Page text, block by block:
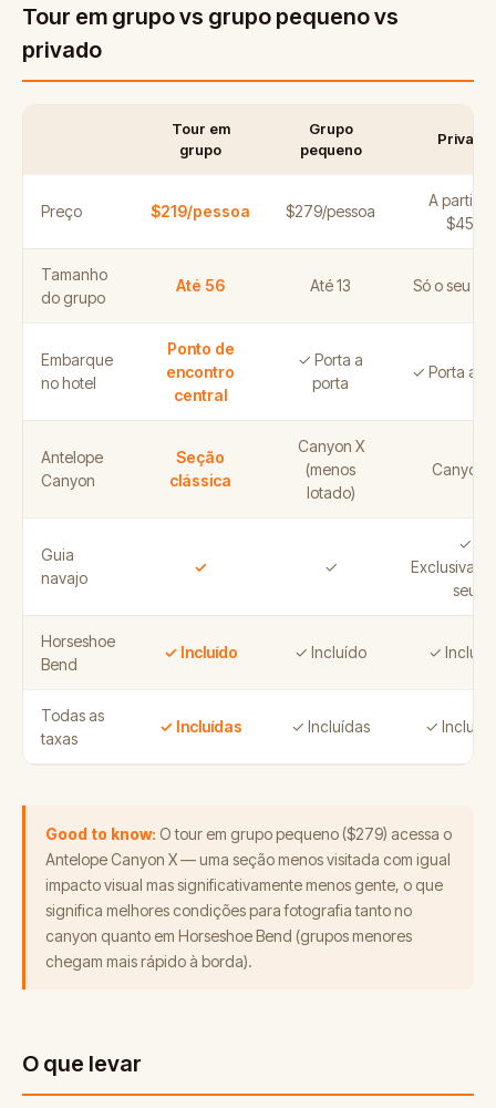
Tour em grupo vs grupo pequeno vs
privado
Tour em
grupo
Grupo
pequeno
Privado
Preço $219/pessoa $279/pessoa
A partir
$450
Tamanho
do grupo
Até 56 Até 13 Só o seu
Embarque
no hotel
Ponto de
encontro
central
✓ Porta a
porta
✓ Porta a
Antelope
Canyon
Seção
clássica
Canyon X
(menos
lotado)
Canyon
Guia
navajo
✓ ✓
✓
seu
Horseshoe
Bend
✓ Incluído ✓ Incluído ✓
Todas as
taxas
✓ Incluídas ✓ Incluídas ✓
Good to know: O tour em grupo pequeno ($279) acessa o
Antelope Canyon X — uma seção menos visitada com igual
impacto visual mas significativamente menos gente, o que
significa melhores condições para fotografia tanto no
canyon quanto em Horseshoe Bend (grupos menores
chegam mais rápido à borda).
O que levar